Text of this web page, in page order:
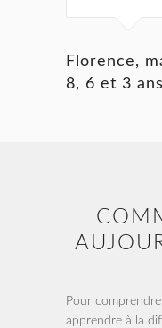
Florence,
8, 6 et 3 ans
Pour
apprendre à la